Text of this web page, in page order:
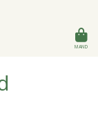
MAND